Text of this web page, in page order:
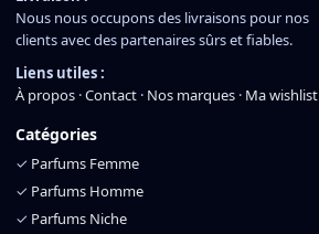
Nous nous occupons des livraisons pour nos
clients avec des partenaires sûrs et fiables.
Liens utiles :
À propos ·Contact · Nos marques · Ma wishlist
Catégories
✓ Parfums Femme
✓ Parfums Homme
✓ Parfums Niche